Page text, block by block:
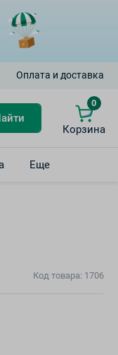
Оплата и доставка
0
Корзина
Еще
Код товара: 1706